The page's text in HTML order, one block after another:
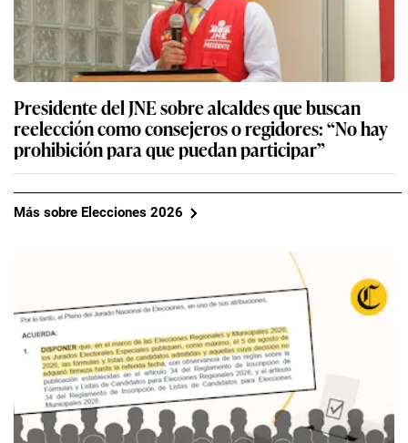
Presidente del JNE sobre alcaldes que buscan
reelección como consejeros o regidores: “No hay
prohibición para que puedan participar”
Más sobre Elecciones 2026